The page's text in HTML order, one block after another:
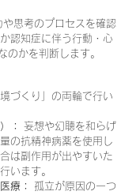
や思考のプロセスを確認
認知症に伴う行動・心
のかを判断します。
づくり」の両輪で行い
：
妄想や幻聴を和らげ
の抗精神病薬を使用し
は副作用が出やすいた
います。
療：
孤立が原因の一つ